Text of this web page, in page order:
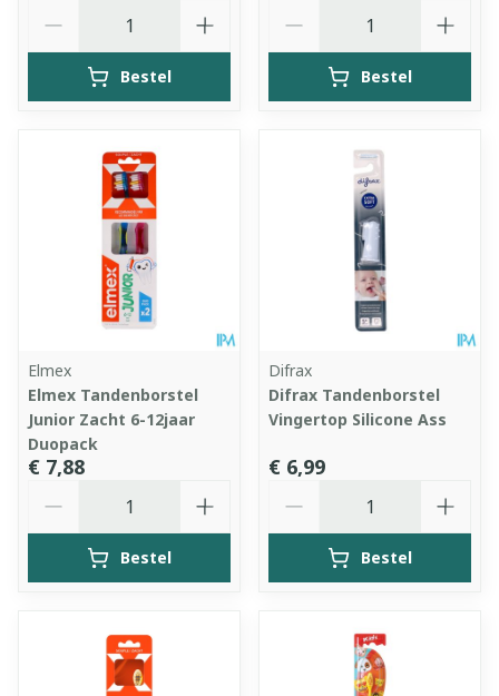
Bestel Bestel
Elmex
Elmex Tandenborstel
Junior Zacht 6-12jaar
Duopack
€ 7,88
Bestel
Difrax
Difrax Tandenborstel
Vingertop Silicone Ass
€ 6,99
Bestel